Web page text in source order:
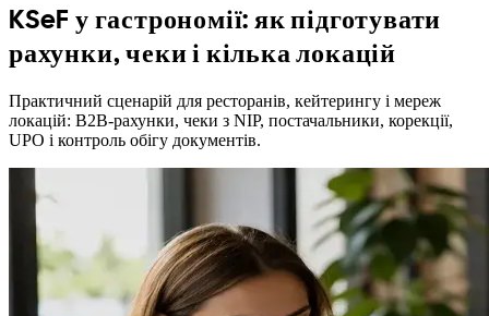
KSeF у гастрономії: як підготувати
рахунки, чеки і кілька локацій
Практичний сценарій для ресторанів, кейтерингу і мереж
локацій: B2B-рахунки, чеки з NIP, постачальники, корекції,
UPO і контроль обігу документів.